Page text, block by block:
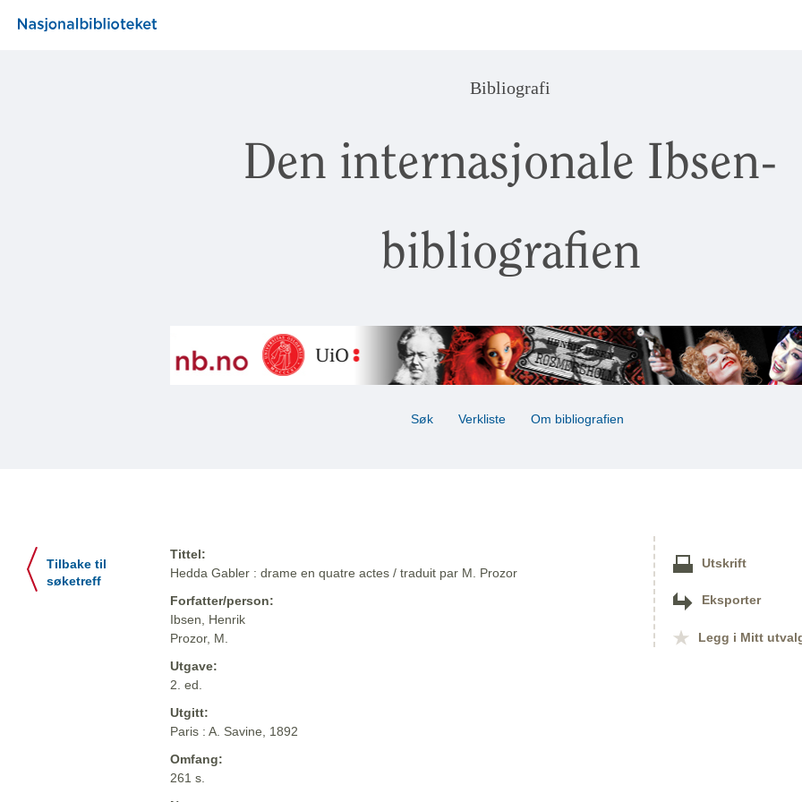
Bibliografi
Den internasjonale Ibsen-
bibliografien
Søk Verkliste Om bibliografien
Tilbake til
søketreff
Tittel:
Hedda Gabler : drame en quatre actes / traduit par M. Prozor
Forfatter/person:
Ibsen, Henrik
Prozor, M.
Utgave:
2. ed.
Utgitt:
Paris : A. Savine, 1892
Omfang:
261 s.
Utskrift
Eksporter
Legg i Mitt